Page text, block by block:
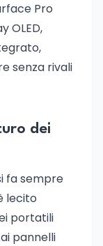
Pro
OLED,
senza rivali
dei
fa sempre
lecito
portatili
pannelli